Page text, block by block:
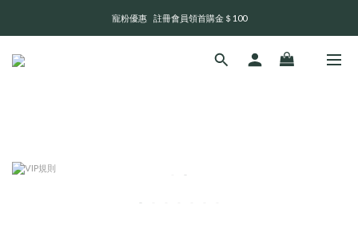
全 館 消 費 滿 三 千 免 運 費 🤘🏻
寵粉優惠    註冊會員領首購金＄100
Service Time:13:00-21:00